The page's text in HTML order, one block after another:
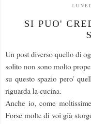
SI PUO'
Un post diverso quello di
solito non sono molto
su questo spazio pero'
riguarda la cucina.
Anche io, come
Forse molte di voi già